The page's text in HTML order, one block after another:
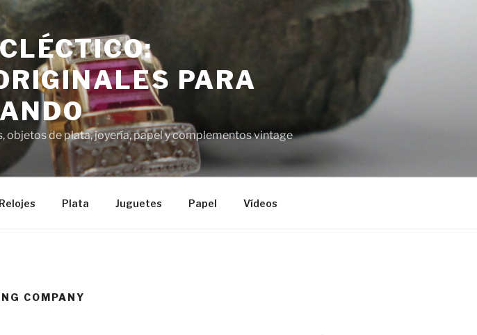
PARA
de plata, joyería, papel y complementos vintage
Relojes Plata Juguetes Papel Vídeos
COMPANY